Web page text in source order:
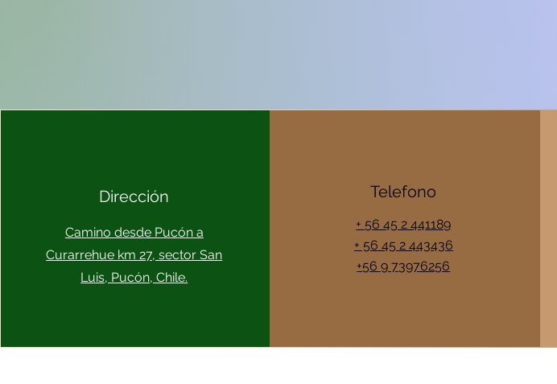
Dirección
Camino desde Pucón a
Curarrehue km 27, sector San
Luis, Pucón, Chile.
Telefono
+ 56 45 2 441189
+ 56 45 2 443436
+56 9 73976256